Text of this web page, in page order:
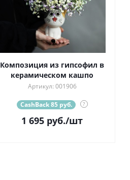
Композиция из гипсофил в
керамическом кашпо
Артикул: 001906
CashBack 85 руб. ?
1 695 руб./шт